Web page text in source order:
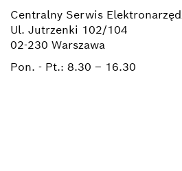
Centralny Serwis
Ul. Jutrzenki 102/104
02-230 Warszawa
Pon. - Pt.: 8.30 – 16.30